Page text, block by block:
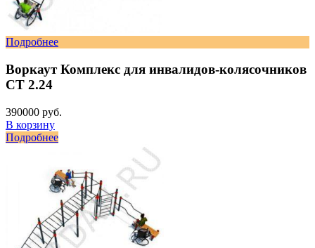
Подробнее
Воркаут Комплекс для инвалидов-колясочников
СТ 2.24
390000 руб.
В корзину
Подробнее